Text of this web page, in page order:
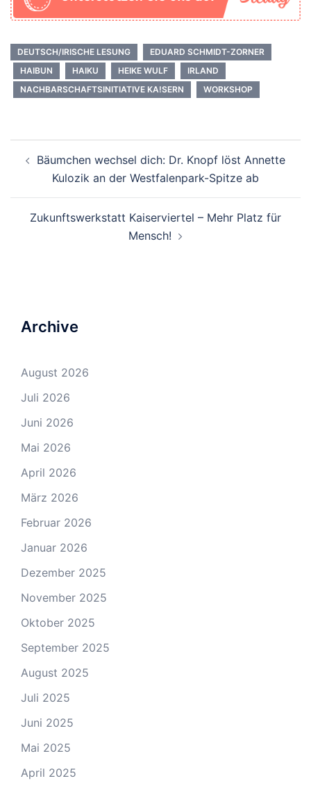
DEUTSCH/IRISCHE LESUNG
EDUARD SCHMIDT-ZORNER
HAIBUN
HAIKU HEIKE WULF
IRLAND
NACHBARSCHAFTSINITIATIVE KA!SERN
WORKSHOP
Navigation
Bäumchen wechsel dich: Dr. Knopf löst Annette
Kulozik an der Westfalenpark-Spitze ab
Zukunftswerkstatt Kaiserviertel – Mehr Platz für
Mensch!
Archive
August 2026
Juli 2026
Juni 2026
Mai 2026
April 2026
März 2026
Februar 2026
Januar 2026
Dezember 2025
November 2025
Oktober 2025
September 2025
August 2025
Juli 2025
Juni 2025
Mai 2025
April 2025